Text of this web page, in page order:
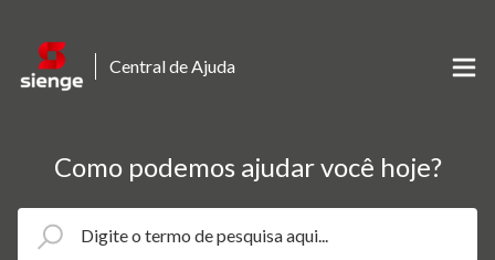
Central de Ajuda
Como podemos ajudar você hoje?